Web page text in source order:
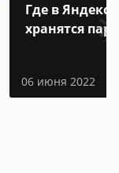
Где в Яндекс
хранятся
06 июня 2022